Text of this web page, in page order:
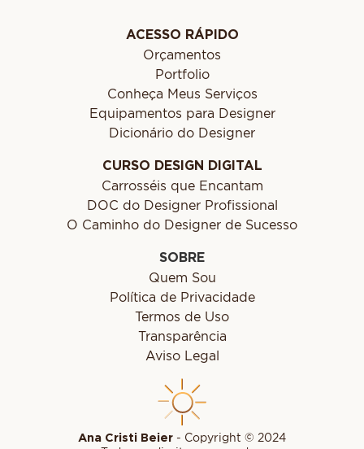
Ana Cristi Beier - Copyright © 2024
ACESSO RÁPIDO
Orçamentos
Portfolio
Conheça Meus Serviços
Equipamentos para Designer
Dicionário do Designer
CURSO DESIGN DIGITAL
Carrosséis que Encantam
DOC do Designer Profissional
O Caminho do Designer de Sucesso
SOBRE
Quem Sou
Política de Privacidade
Termos de Uso
Transparência
Aviso Legal